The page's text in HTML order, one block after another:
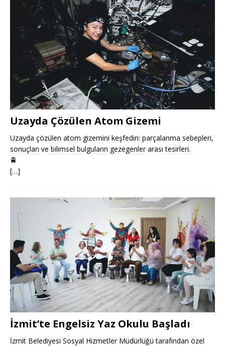
Uzayda Çözülen Atom Gizemi
Uzayda çözülen atom gizemini keşfedin: parçalanma sebepleri,
sonuçları ve bilimsel bulguların gezegenler arası tesirleri.
🚆
[…]
İzmit’te Engelsiz Yaz Okulu Başladı
İzmit Belediyesi Sosyal Hizmetler Müdürlüğü tarafından özel